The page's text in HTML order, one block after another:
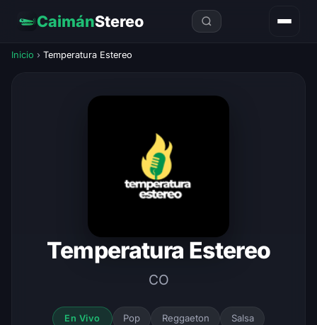
CaimánStereo
Inicio › Temperatura Estereo
Temperatura Estereo
CO
En Vivo Pop Reggaeton Salsa